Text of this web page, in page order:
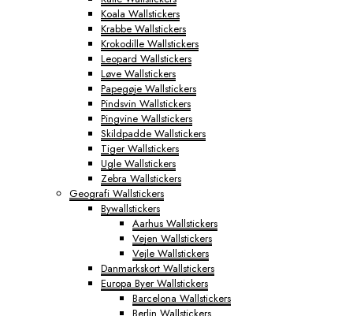
Koala Wallstickers
Krabbe Wallstickers
Krokodille Wallstickers
Leopard Wallstickers
Løve Wallstickers
Papegøje Wallstickers
Pindsvin Wallstickers
Pingvine Wallstickers
Skildpadde Wallstickers
Tiger Wallstickers
Ugle Wallstickers
Zebra Wallstickers
Geografi Wallstickers
Bywallstickers
Aarhus Wallstickers
Vejen Wallstickers
Vejle Wallstickers
Danmarkskort Wallstickers
Europa Byer Wallstickers
Barcelona Wallstickers